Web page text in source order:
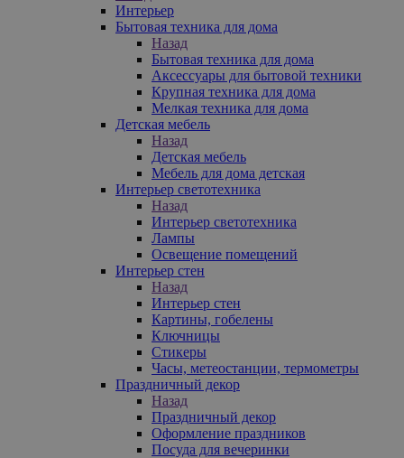
Интерьер
Бытовая техника для дома
Назад
Бытовая техника для дома
Аксессуары для бытовой техники
Крупная техника для дома
Мелкая техника для дома
Детская мебель
Назад
Детская мебель
Мебель для дома детская
Интерьер светотехника
Назад
Интерьер светотехника
Лампы
Освещение помещений
Интерьер стен
Назад
Интерьер стен
Картины, гобелены
Ключницы
Стикеры
Часы, метеостанции, термометры
Праздничный декор
Назад
Праздничный декор
Оформление праздников
Посуда для вечеринки